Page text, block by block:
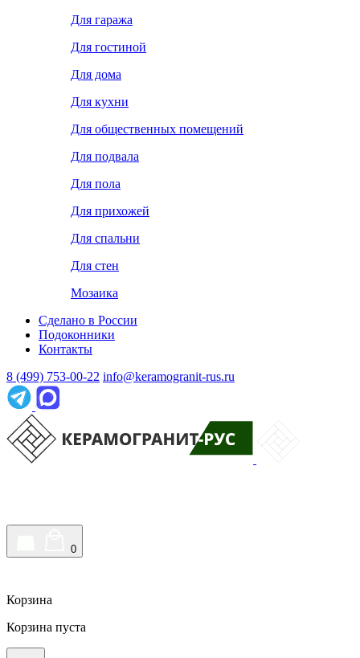
Для гаража
Для гостиной
Для дома
Для кухни
Для общественных помещений
Для подвала
Для пола
Для прихожей
Для спальни
Для стен
Мозаика
Сделано в России
Подоконники
Контакты
8 (499) 753-00-22 info@keramogranit-rus.ru
0
Корзина
Корзина пуста